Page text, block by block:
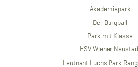
Akademiepark
Der Burgball
Park mit Klasse
HSV Wiener
Leutnant Luchs Park